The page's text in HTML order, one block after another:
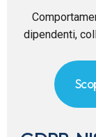
dipendenti,